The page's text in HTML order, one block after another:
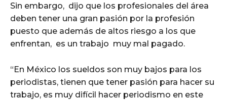
Sin embargo, dijo que los profesionales del área
deben tener una gran pasión por la profesión
puesto que además de altos riesgo a los que
enfrentan, es un trabajo muy mal pagado.
“En México los sueldos son muy bajos para los
periodistas, tienen que tener pasión para hacer su
trabajo, es muy difícil hacer periodismo en este